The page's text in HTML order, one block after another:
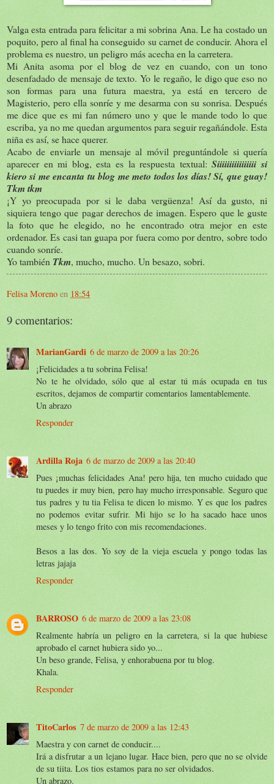
Valga esta entrada para felicitar a mi sobrina Ana. Le ha costado un
poquito, pero al final ha conseguido su carnet de conducir. Ahora el
problema es nuestro, un peligro más acecha en la carretera.
Mi Anita asoma por el blog de vez en cuando, con un tono
desenfadado de mensaje de texto. Yo le regaño, le digo que eso no
son formas para una futura maestra, ya está en tercero de
Magisterio, pero ella sonríe y me desarma con su sonrisa. Después
me dice que es mi fan número uno y que le mande todo lo que
escriba, ya no me quedan argumentos para seguir regañándole. Esta
niña es así, se hace querer.
Acabo de enviarle un mensaje al móvil preguntándole si quería
aparecer en mi blog, esta es la respuesta textual:Siiiiiiiiiiiiiiii si
kiero si me encanta tu blog me meto todos los días! Sí, que guay!
Tkm tkm
¡Y yo preocupada por si le daba vergüenza! Así da gusto, ni
siquiera tengo que pagar derechos de imagen. Espero que le guste
la foto que he elegido, no he encontrado otra mejor en este
ordenador. Es casi tan guapa por fuera como por dentro, sobre todo
cuando sonríe.
Yo también Tkm, mucho, mucho. Un besazo, sobri.
Felisa Moreno en 18:54
9 comentarios:
MarianGardi 6 de marzo de 2009 a las 20:26
¡Felicidades a tu sobrina Felisa!
No te he olvidado, sólo que al estar tú más ocupada en tus
escritos, dejamos de compartir comentarios lamentablemente.
Un abrazo
Responder
Ardilla Roja 6 de marzo de 2009 a las 20:40
Pues ¡muchas felicidades Ana! pero hija, ten mucho cuidado que
tu puedes ir muy bien, pero hay mucho irresponsable. Seguro que
tus padres y tu tia Felisa te dicen lo mismo. Y es que los padres
no podemos evitar sufrir. Mi hijo se lo ha sacado hace unos
meses y lo tengo frito con mis recomendaciones.
Besos a las dos. Yo soy de la vieja escuela y pongo todas las
letras jajaja
Responder
BARROSO 6 de marzo de 2009 a las 23:08
Realmente habría un peligro en la carretera, si la que hubiese
aprobado el carnet hubiera sido yo...
Un beso grande, Felisa, y enhorabuena por tu blog.
Khala.
Responder
TitoCarlos 7 de marzo de 2009 a las 12:43
Maestra y con carnet de conducir....
Irá a disfrutar a un lejano lugar. Hace bien, pero que no se olvide
de su tiita. Los tios estamos para no ser olvidados.
Un abrazo.